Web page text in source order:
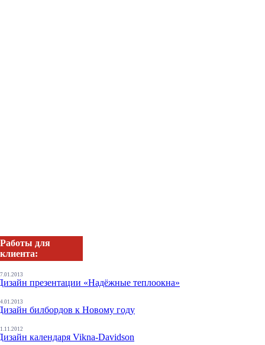
Работы для
клиента:
презентации «Надёжные теплоокна»
билбордов к Новому году
календаря Vikna-Davidson